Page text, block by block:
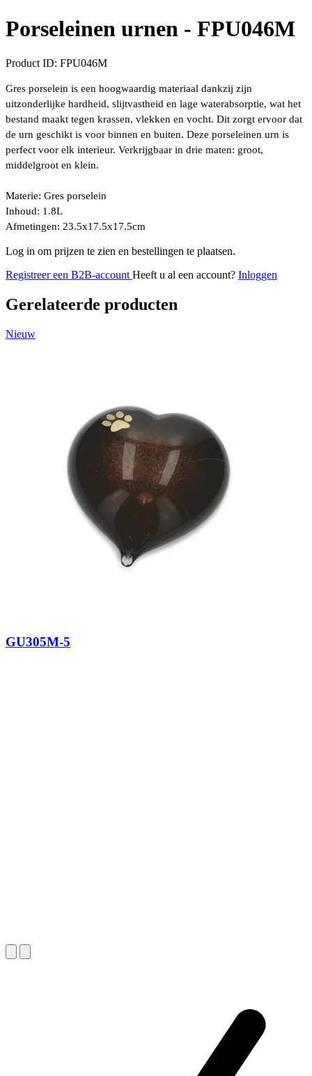
Porseleinen urnen - FPU046M
Product ID: FPU046M
Gres porselein is een hoogwaardig materiaal dankzij zijn
uitzonderlijke hardheid, slijtvastheid en lage waterabsorptie, wat het
bestand maakt tegen krassen, vlekken en vocht. Dit zorgt ervoor dat
de urn geschikt is voor binnen en buiten. Deze porseleinen urn is
perfect voor elk interieur. Verkrijgbaar in drie maten: groot,
middelgroot en klein.
Materie: Gres porselein
Inhoud: 1.8L
Afmetingen: 23.5x17.5x17.5cm
Log in om prijzen te zien en bestellingen te plaatsen.
Registreer een B2B-account Heeft u al een account? Inloggen
Gerelateerde producten
Nieuw
GU305M-5